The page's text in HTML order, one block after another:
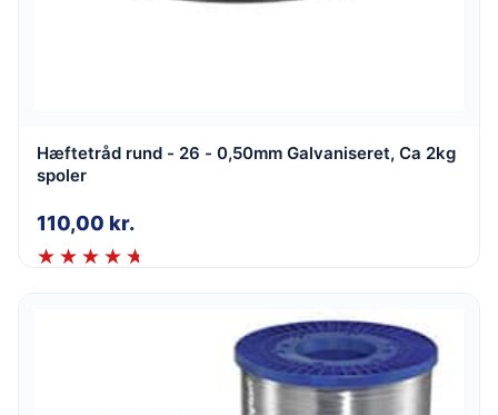
Hæftetråd rund - 26 - 0,50mm Galvaniseret, Ca 2kg
spoler
110,00 kr.